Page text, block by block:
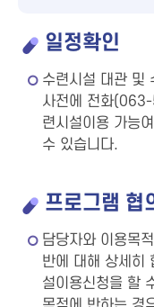
일정확인
수련시설 대관 및
사전에 전화
련시설이용 가능
수 있습니다.
프로그램 협
담당자와 이용목
반에 대해 상세히
설이용신청을 할